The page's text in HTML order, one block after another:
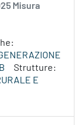
Misura
Strutture:
E